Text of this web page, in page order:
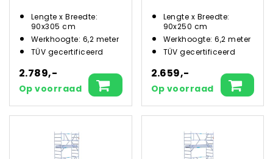
Lengte x Breedte:
90x305 cm
Werkhoogte: 6,2 meter
TÜV gecertificeerd
2.789,-
Op voorraad
Lengte x Breedte:
90x250 cm
Werkhoogte: 6,2 meter
TÜV gecertificeerd
2.659,-
Op voorraad